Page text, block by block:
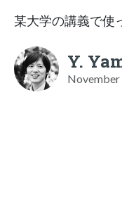
某大学の講義で使
Y.
November